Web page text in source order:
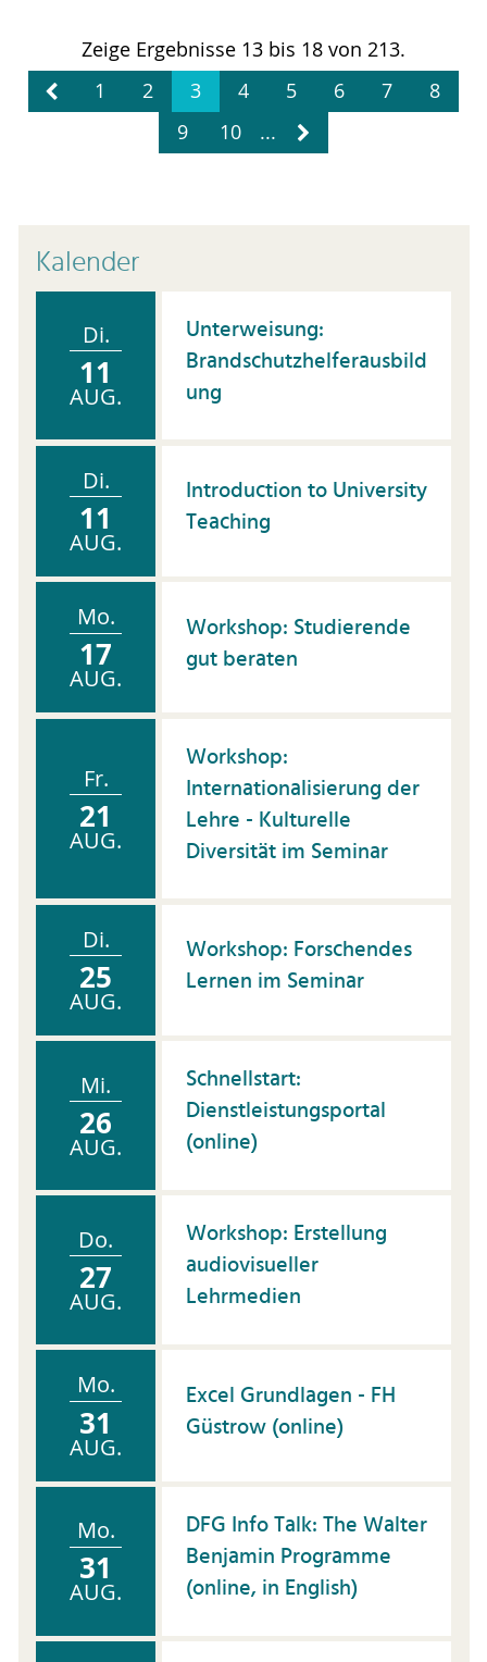
Zusammenarbeit
wissenschaftliche Publikationen
Zeige Ergebnisse 13 bis 18 von 213.
1
2 3 4 5 6 7
8
9
10 ...
Kalender
Di.
11
AUG.
Unterweisung:
Brandschutzhelferausbild
ung
Di.
11
AUG.
Introduction to University
Teaching
Mo.
17
AUG.
Workshop: Studierende
gut beraten
Fr.
21
AUG.
Workshop:
Internationalisierung der
Lehre - Kulturelle
Diversität im Seminar
Di.
25
AUG.
Workshop: Forschendes
Lernen im Seminar
Mi.
26
AUG.
Schnellstart:
Dienstleistungsportal
(online)
Do.
27
AUG.
Workshop: Erstellung
audiovisueller
Lehrmedien
Mo.
31
AUG.
Excel Grundlagen - FH
Güstrow (online)
Mo.
31
AUG.
DFG Info Talk: The Walter
Benjamin Programme
(online, in English)